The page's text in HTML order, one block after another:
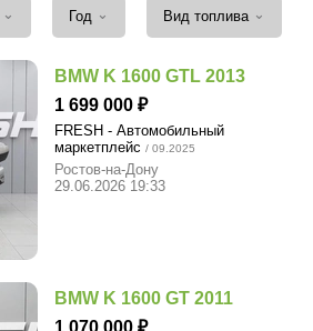
⌄ Год ⌄ Вид топлива ⌄
BMW K 1600 GTL 2013
1 699 000
FRESH - Автомобильный
маркетплейс / 09.2025
Ростов-на-Дону
29.06.2026 19:33
BMW K 1600 GT 2011